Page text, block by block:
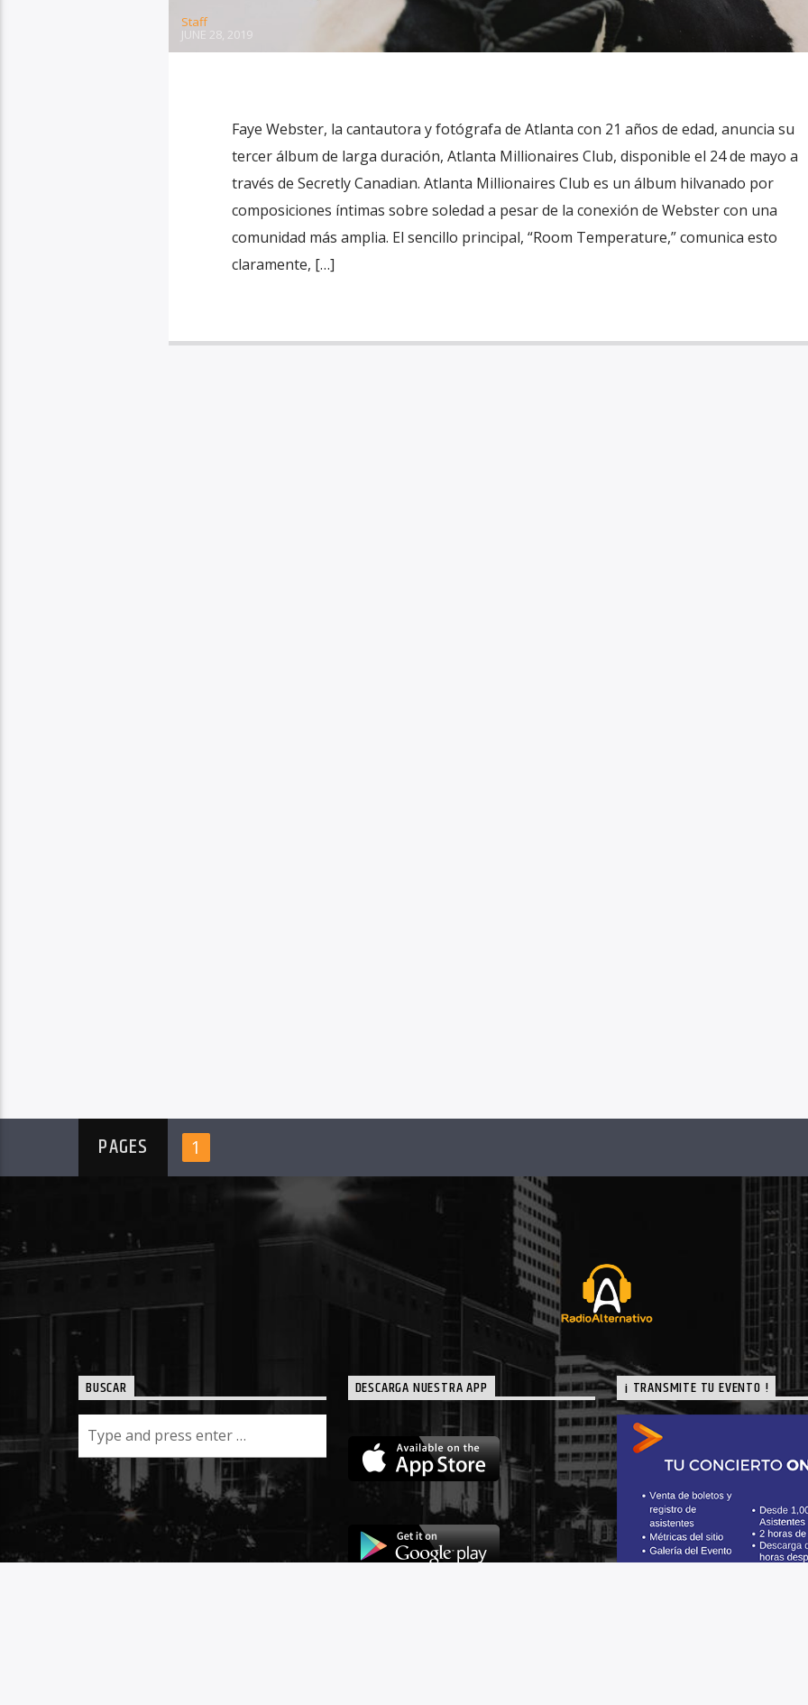
Staff
JUNE 28, 2019
Faye Webster, la cantautora y fotógrafa de Atlanta con 21 años de edad, anuncia su
tercer álbum de larga duración, Atlanta Millionaires Club, disponible el 24 de mayo a
través de Secretly Canadian. Atlanta Millionaires Club es un álbum hilvanado por
composiciones íntimas sobre soledad a pesar de la conexión de Webster con una
comunidad más amplia. El sencillo principal, “Room Temperature,” comunica esto
claramente, […]
PAGES 1
BUSCAR DESCARGA NUESTRA APP ¡ TRANSMITE TU EVENTO !